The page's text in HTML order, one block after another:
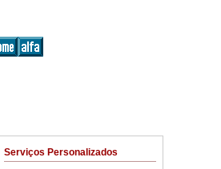
Serviços Personalizados